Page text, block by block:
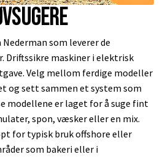
som leverer de
Driftssikre maskiner i elektrisk
Velg mellom ferdige modeller
og sett sammen et system som
modellene er laget for å suge fint
spon, væsker eller en mix.
for typisk bruk offshore eller
som bakeri eller i